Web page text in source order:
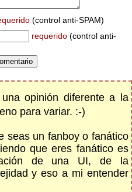
(control anti-SPAM)
requerido (control anti-
opinión diferente a la
para variar. :-)
seas un fanboy o fanático
que eres fanático es
de una UI, de la
y eso a mi entender